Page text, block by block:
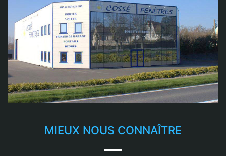
MIEUX NOUS CONNAÎTRE